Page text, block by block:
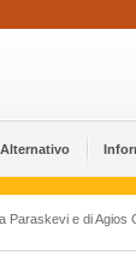
Paraskevi e di Agios